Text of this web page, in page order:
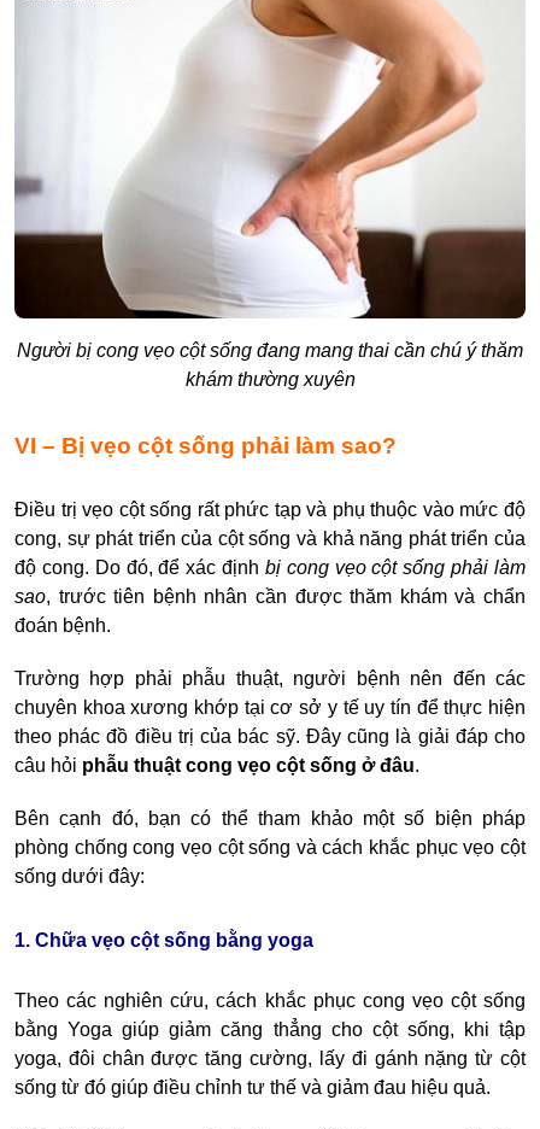
Người bị cong vẹo cột sống đang mang thai cần chú ý thăm
khám thường xuyên
VI – Bị vẹo cột sống phải làm sao?
Điều trị vẹo cột sống rất phức tạp và phụ thuộc vào mức độ
cong, sự phát triển của cột sống và khả năng phát triển của
độ cong. Do đó, để xác định bị cong vẹo cột sống phải làm
sao, trước tiên bệnh nhân cần được thăm khám và chẩn
đoán bệnh.
Trường hợp phải phẫu thuật, người bệnh nên đến các
chuyên khoa xương khớp tại cơ sở y tế uy tín để thực hiện
theo phác đồ điều trị của bác sỹ. Đây cũng là giải đáp cho
câu hỏi phẫu thuật cong vẹo cột sống ở đâu.
Bên cạnh đó, bạn có thể tham khảo một số biện pháp
phòng chống cong vẹo cột sống vàcách khắc phục vẹo cột
sống dưới đây:
1. Chữa vẹo cột sống bằng yoga
Theo các nghiên cứu,cách khắc phục cong vẹo cột sống
bằng Yoga giúp giảm căng thẳng cho cột sống, khi tập
yoga, đôi chân được tăng cường, lấy đi gánh nặng từ cột
sống từ đó giúp điều chỉnh tư thế và giảm đau hiệu quả.